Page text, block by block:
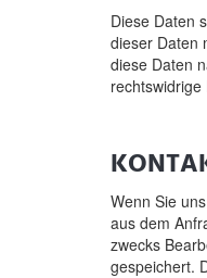
Diese Daten
dieser Daten
diese Daten
Wenn Sie
aus dem
zwecks
gespeichert.